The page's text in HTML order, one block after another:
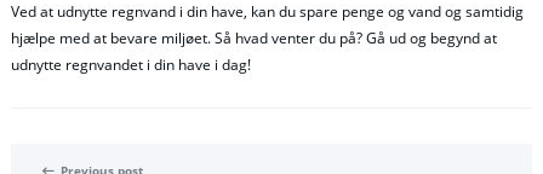
Ved at udnytte regnvand i din have, kan du spare penge og vand og samtidig
hjælpe med at bevare miljøet. Så hvad venter du på? Gå ud og begynd at
udnytte regnvandet i din have i dag!
Previous post